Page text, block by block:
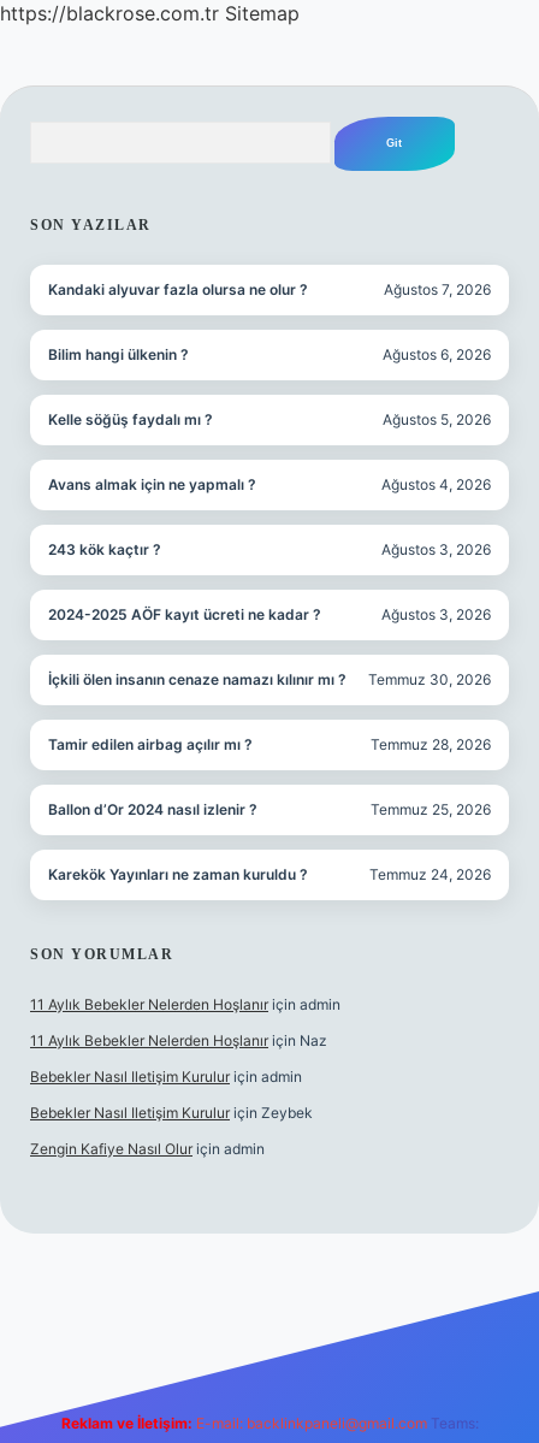
https://blackrose.com.tr Sitemap
SON YAZILAR
Kandaki alyuvar fazla olursa ne olur ? Ağustos 7, 2026
Bilim hangi ülkenin ? Ağustos 6, 2026
Kelle söğüş faydalı mı ? Ağustos 5, 2026
Avans almak için ne yapmalı ? Ağustos 4, 2026
243 kök kaçtır ? Ağustos 3, 2026
2024-2025 AÖF kayıt ücreti ne kadar ? Ağustos 3, 2026
İçkili ölen insanın cenaze namazı kılınır mı ? Temmuz 30, 2026
Tamir edilen airbag açılır mı ? Temmuz 28, 2026
Ballon d’Or 2024 nasıl izlenir ? Temmuz 25, 2026
Karekök Yayınları ne zaman kuruldu ? Temmuz 24, 2026
SON YORUMLAR
11 Aylık Bebekler Nelerden Hoşlanır için admin
11 Aylık Bebekler Nelerden Hoşlanır için Naz
Bebekler Nasıl Iletişim Kurulur için admin
Bebekler Nasıl Iletişim Kurulur için Zeybek
Zengin Kafiye Nasıl Olur için admin
Reklam ve İletişim: E-mail: backlinkpaneli@gmail.com Teams: